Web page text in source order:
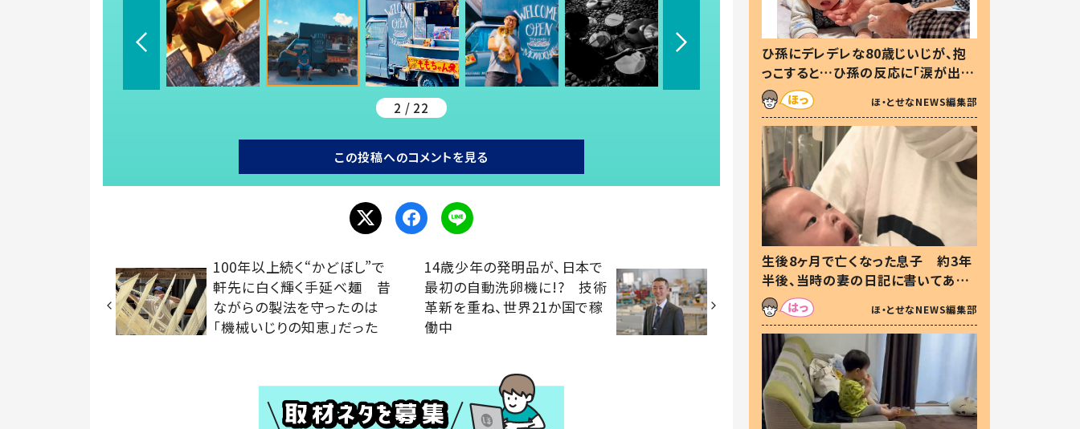
2 / 22
この投稿へのコメントを見る
100年以上続く“かどぼし”で
軒先に白く輝く手延べ麺 昔
ながらの製法を守ったのは
「機械いじりの知恵」だった
14歳少年の発明品が、日本で
最初の自動洗卵機に!? 技術
革新を重ね、世界21か国で稼
働中
ひ孫にデレデレな80歳じいじが、抱
っこすると…ひ孫の反応に「涙が出ま
した」「可愛くて仕方ない」
ほ・とせなNEWS編集部
生後8ヶ月で亡くなった息子 約3年
半後、当時の妻の日記に書いてあっ
た本音とは
ほ・とせなNEWS編集部